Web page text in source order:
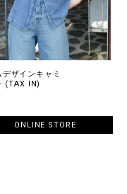
デザインキャミ
(TAX IN)
ONLINE STORE